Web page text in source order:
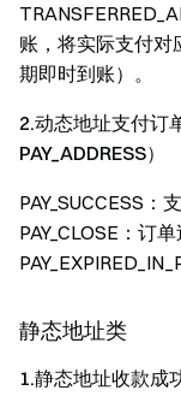
账，将实际支付对
期即时到账）。
2.动态地址支付订
PAY_ADDRESS）
PAY_SUCCESS：
PAY_CLOSE：订单
静态地址类
1.静态地址收款成